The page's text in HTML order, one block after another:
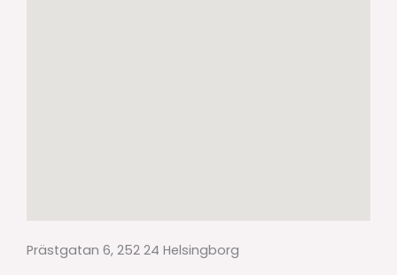
Prästgatan 6, 252 24 Helsingborg